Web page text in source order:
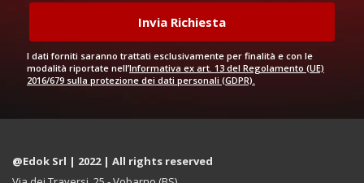
I dati forniti saranno trattati esclusivamente per finalità e con le
modalità riportate nell’Informativa ex art. 13 del Regolamento (UE)
2016/679 sulla protezione dei dati personali (GDPR).
@Edok Srl | 2022 | All rights reserved